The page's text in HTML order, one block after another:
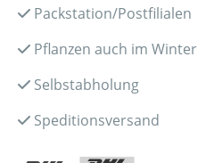
Packstation/Postfilialen
Pflanzen auch im Winter
Selbstabholung
Speditionsversand